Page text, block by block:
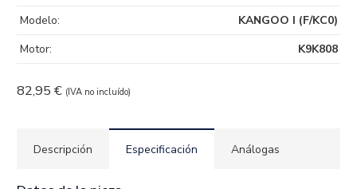
82,95 € (IVA no incluído)
Modelo:
KANGOO I (F/KC0)
Motor:
K9K808
Descripción Especificación Análogas